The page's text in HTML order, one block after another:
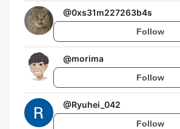
@0xs31m227263b4s
Follow
@morima
Follow
@Ryuhei_042
Follow